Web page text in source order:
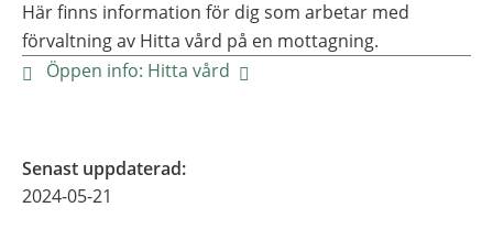
Här finns information för dig som arbetar med
förvaltning av Hitta vård på en mottagning.
Öppen info: Hitta vård
Senast uppdaterad:
2024-05-21